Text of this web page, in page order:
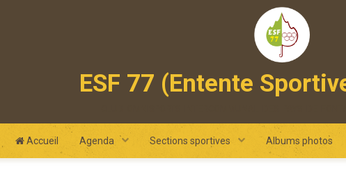
ESF 77 (Entente
Accueil Agenda Sections sportives Albums photos